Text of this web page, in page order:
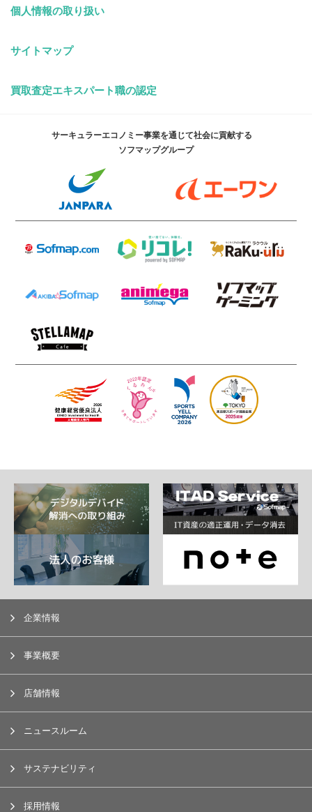
個人情報の取り扱い
サイトマップ
買取査定エキスパート職の認定
サーキュラーエコノミー事業を通じて社会に貢献する
ソフマップグループ
企業情報
事業概要
店舗情報
ニュースルーム
サステナビリティ
採用情報